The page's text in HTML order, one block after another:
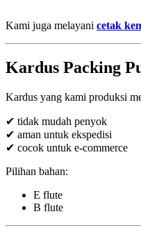
Kami juga melayani cetak
Kardus Packing
Kardus yang kami produksi
✔ tidak mudah penyok
✔ aman untuk ekspedisi
✔ cocok untuk e-commerce
Pilihan bahan:
E flute
B flute